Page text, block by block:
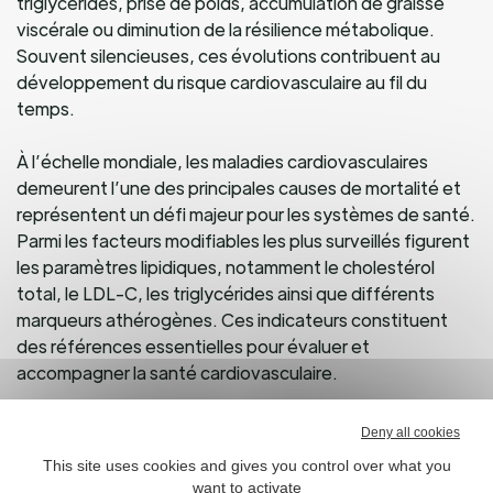
viscérale ou diminution de la résilience métabolique.
Souvent silencieuses, ces évolutions contribuent au
développement du risque cardiovasculaire au fil du
temps.
À l’échelle mondiale, les maladies cardiovasculaires
demeurent l’une des principales causes de mortalité et
représentent un défi majeur pour les systèmes de santé.
Parmi les facteurs modifiables les plus surveillés figurent
les paramètres lipidiques, notamment le cholestérol
total, le LDL-C, les triglycérides ainsi que différents
marqueurs athérogènes. Ces indicateurs constituent
des références essentielles pour évaluer et
accompagner la santé cardiovasculaire.
Dans ce contexte, les ingrédients botaniques
suscitent un intérêt croissant. Grâce à son profil unique
This site uses cookies and gives you control over what you
want to activate
Deny all cookies